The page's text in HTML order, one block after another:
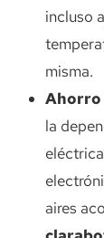
incluso
misma.
Ahorro
la
aires